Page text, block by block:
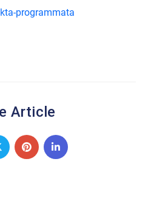
programmata
Article